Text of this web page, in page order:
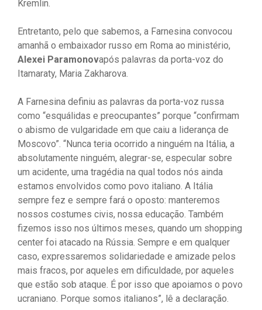
Kremlin.
Entretanto, pelo que sabemos, a Farnesina convocou
amanhã o embaixador russo em Roma ao ministério,
Alexei Paramonovapós palavras da porta-voz do
Itamaraty, Maria Zakharova.
A Farnesina definiu as palavras da porta-voz russa
como “esquálidas e preocupantes” porque “confirmam
o abismo de vulgaridade em que caiu a liderança de
Moscovo”. “Nunca teria ocorrido a ninguém na Itália, a
absolutamente ninguém, alegrar-se, especular sobre
um acidente, uma tragédia na qual todos nós ainda
estamos envolvidos como povo italiano. A Itália
sempre fez e sempre fará o oposto: manteremos
nossos costumes civis, nossa educação. Também
fizemos isso nos últimos meses, quando um shopping
center foi atacado na Rússia. Sempre e em qualquer
caso, expressaremos solidariedade e amizade pelos
mais fracos, por aqueles em dificuldade, por aqueles
que estão sob ataque. É por isso que apoiamos o povo
ucraniano. Porque somos italianos”, lê a declaração.